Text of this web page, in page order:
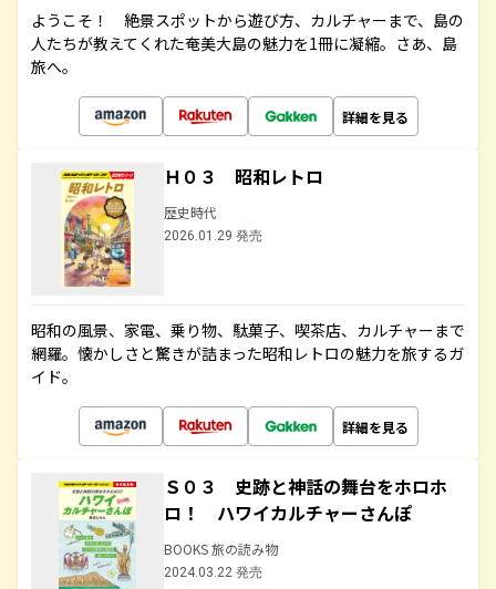
ようこそ！ 絶景スポットから遊び方、カルチャーまで、島の
人たちが教えてくれた奄美大島の魅力を1冊に凝縮。さあ、島
旅へ。
詳細を見る
Ｈ０３ 昭和レトロ
歴史時代
2026.01.29 発売
昭和の風景、家電、乗り物、駄菓子、喫茶店、カルチャーまで
網羅。懐かしさと驚きが詰まった昭和レトロの魅力を旅するガ
イド。
詳細を見る
Ｓ０３ 史跡と神話の舞台をホロホ
ロ！ ハワイカルチャーさんぽ
BOOKS 旅の読み物
2024.03.22 発売